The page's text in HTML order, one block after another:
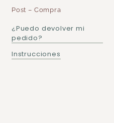
Post – Compra
¿Puedo devolver mi
pedido?
Instrucciones